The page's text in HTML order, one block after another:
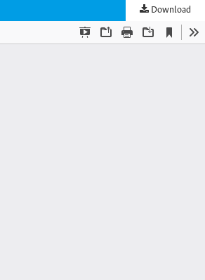
Download